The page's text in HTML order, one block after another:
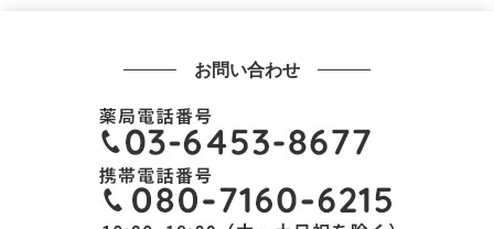
お問い合わせ